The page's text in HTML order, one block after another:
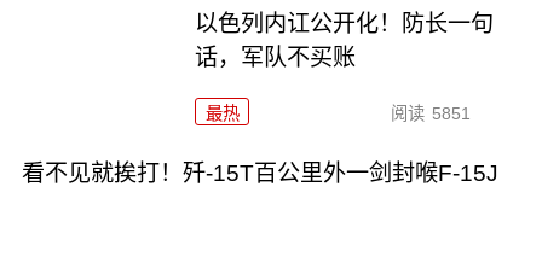
以色列内讧公开化！防长一句
话，军队不买账
最热 阅读 5851
看不见就挨打！歼-15T百公里外一剑封喉F-15J